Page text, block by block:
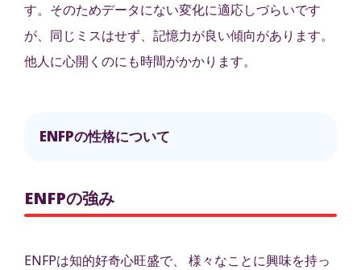
す。そのためデータにない変化に適応しづらいです
が、同じミスはせず、記憶力が良い傾向があります。
他人に心開くのにも時間がかかります。
ENFPの性格について
ENFPの強み
ENFPは知的好奇心旺盛で、 様々なことに興味を持っ